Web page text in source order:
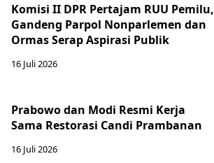
Komisi II DPR Pertajam RUU Pemilu,
Gandeng Parpol Nonparlemen dan
Ormas Serap Aspirasi Publik
16 Juli 2026
Prabowo dan Modi Resmi Kerja
Sama Restorasi Candi Prambanan
16 Juli 2026